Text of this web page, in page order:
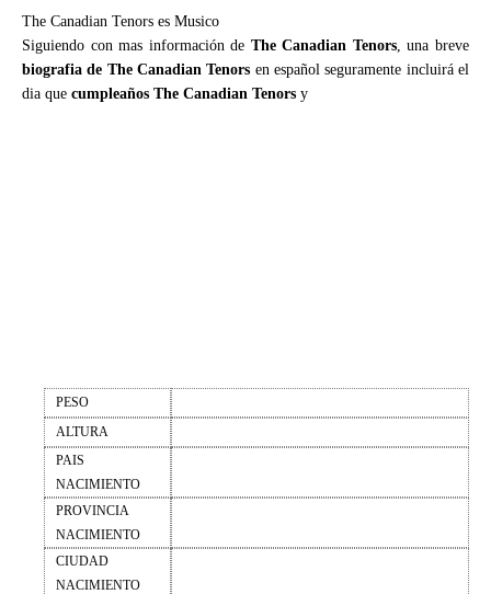
The Canadian Tenors es Musico
Siguiendo con mas información de The Canadian Tenors, una breve
biografia de The Canadian Tenors en español seguramente incluirá el
dia que cumpleaños The Canadian Tenors y
PESO
ALTURA
PAIS
NACIMIENTO
PROVINCIA
NACIMIENTO
CIUDAD
NACIMIENTO